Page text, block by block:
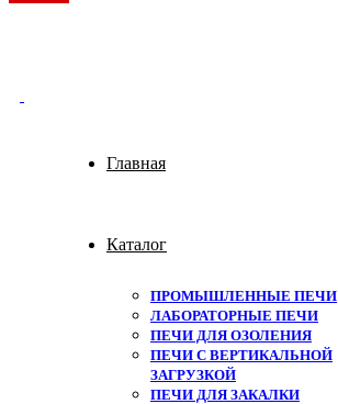
Главная
Каталог
ПРОМЫШЛЕННЫЕ ПЕЧИ
ЛАБОРАТОРНЫЕ ПЕЧИ
ПЕЧИ ДЛЯ ОЗОЛЕНИЯ
ПЕЧИ С ВЕРТИКАЛЬНОЙ
ЗАГРУЗКОЙ
ПЕЧИ ДЛЯ ЗАКАЛКИ